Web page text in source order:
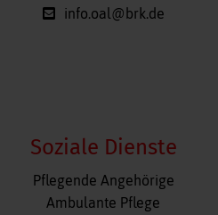
info.oal@brk.de
Soziale Dienste
Navigation
überspringen
Pflegende Angehörige
Ambulante Pflege